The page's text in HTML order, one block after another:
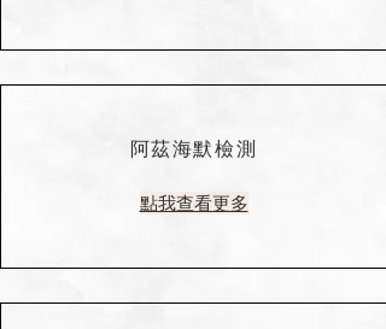
阿茲海默檢測
點我查看更多